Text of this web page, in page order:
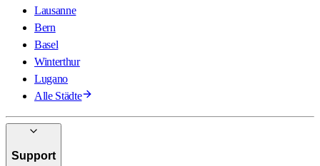
Lausanne
Bern
Basel
Winterthur
Lugano
Alle Städte
Support